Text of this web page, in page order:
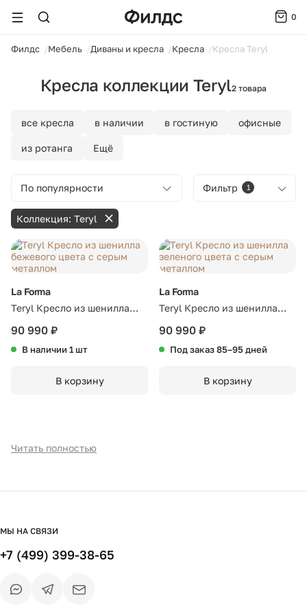
0
Филдс Мебель Диваны и кресла Кресла Кресла Teryl
Кресла коллекции Teryl2 товара
все кресла в наличии в гостиную офисные
из ротанга Ещё
Фильтр 1
По популярности
Коллекция: Teryl
La Forma
Teryl Кресло из шенилла
бежевого цвета с серым
90 990 ₽
В наличии 1 шт
В корзину
La Forma
Teryl Кресло из шенилла
зеленого цвета с серым
90 990 ₽
Под заказ 85–95 дней
В корзину
Читать полностью
МЫ НА СВЯЗИ
+7 (499) 399-38-65